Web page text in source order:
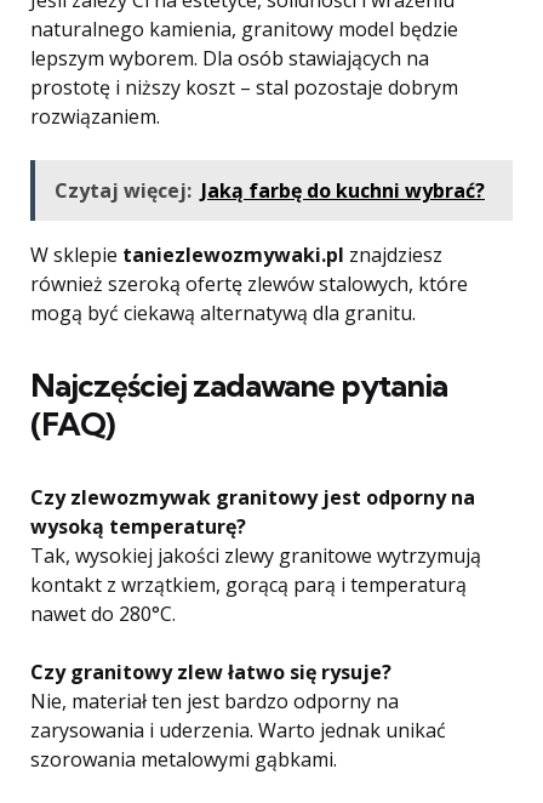
naturalnego kamienia, granitowy model będzie
lepszym wyborem. Dla osób stawiających na
prostotę i niższy koszt – stal pozostaje dobrym
rozwiązaniem.
Czytaj więcej: Jaką farbę do kuchni wybrać?
W sklepie taniezlewozmywaki.pl znajdziesz
również szeroką ofertę zlewów stalowych, które
mogą być ciekawą alternatywą dla granitu.
Najczęściej zadawane pytania
(FAQ)
Czy zlewozmywak granitowy jest odporny na
wysoką temperaturę?
Tak, wysokiej jakości zlewy granitowe wytrzymują
kontakt z wrzątkiem, gorącą parą i temperaturą
nawet do 280°C.
Czy granitowy zlew łatwo się rysuje?
Nie, materiał ten jest bardzo odporny na
zarysowania i uderzenia. Warto jednak unikać
szorowania metalowymi gąbkami.